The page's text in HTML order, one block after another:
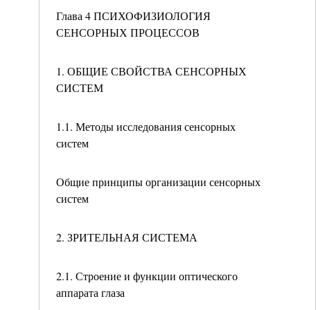
Глава 4 ПСИХОФИЗИОЛОГИЯ
СЕНСОРНЫХ ПРОЦЕССОВ
1. ОБЩИЕ СВОЙСТВА СЕНСОРНЫХ
СИСТЕМ
1.1. Методы исследования сенсорных
систем
Общие принципы организации сенсорных
систем
2. ЗРИТЕЛЬНАЯ СИСТЕМА
2.1. Строение и функции оптического
аппарата глаза